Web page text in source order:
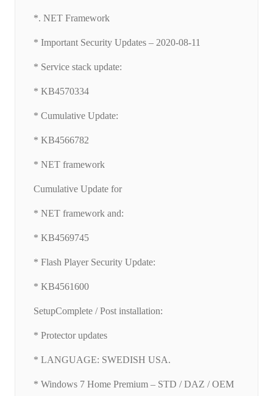
*. NET Framework
* Important Security Updates – 2020-08-11
* Service stack update:
* KB4570334
* Cumulative Update:
* KB4566782
* NET framework
Cumulative Update for
* NET framework and:
* KB4569745
* Flash Player Security Update:
* KB4561600
SetupComplete / Post installation:
* Protector updates
* LANGUAGE: SWEDISH USA.
* Windows 7 Home Premium – STD / DAZ / OEM